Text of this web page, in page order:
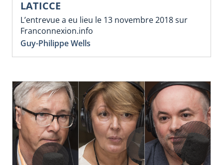
LATICCE
L’entrevue a eu lieu le 13 novembre 2018 sur
Franconnexion.info
Guy-Philippe Wells